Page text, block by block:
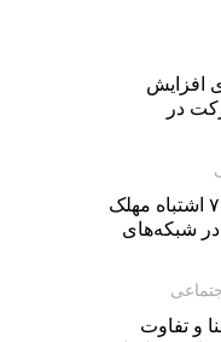
افزایش
در
۷ اشتباه مهلک
در شبکه‌های
و تفاوت